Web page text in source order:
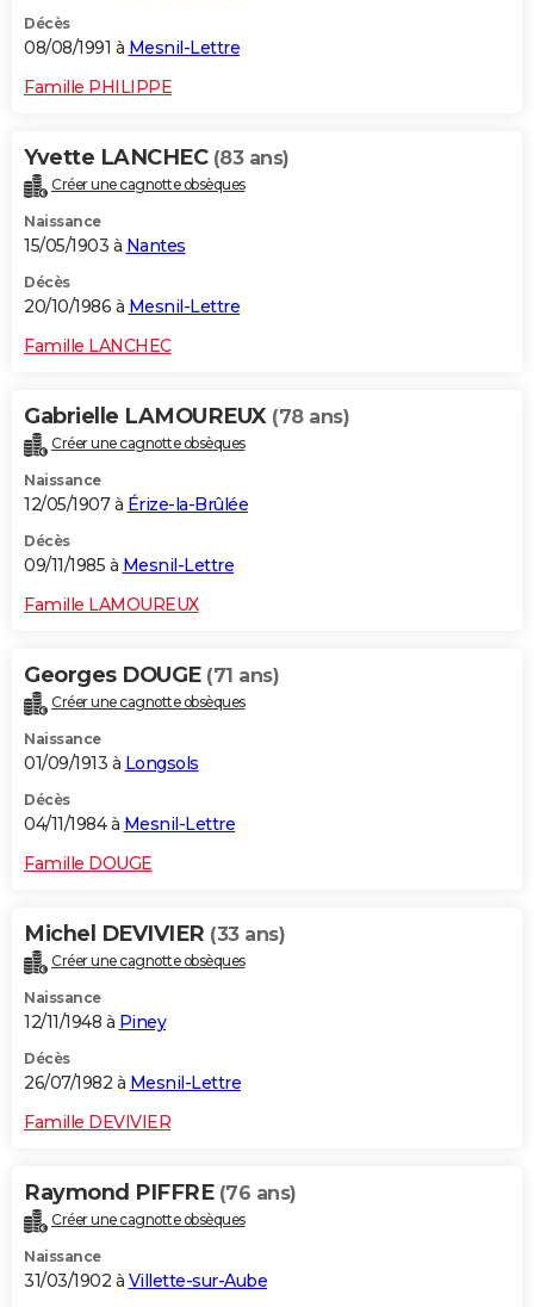
Décès
08/08/1991 à Mesnil-Lettre
Famille PHILIPPE
Yvette LANCHEC (83 ans)
Créer une cagnotte obsèques
Naissance
15/05/1903 à Nantes
Décès
20/10/1986 à Mesnil-Lettre
Famille LANCHEC
Gabrielle LAMOUREUX (78 ans)
Créer une cagnotte obsèques
Naissance
12/05/1907 à Érize-la-Brûlée
Décès
09/11/1985 à Mesnil-Lettre
Famille LAMOUREUX
Georges DOUGE (71 ans)
Créer une cagnotte obsèques
Naissance
01/09/1913 à Longsols
Décès
04/11/1984 à Mesnil-Lettre
Famille DOUGE
Michel DEVIVIER (33 ans)
Créer une cagnotte obsèques
Naissance
12/11/1948 à Piney
Décès
26/07/1982 à Mesnil-Lettre
Famille DEVIVIER
Raymond PIFFRE (76 ans)
Créer une cagnotte obsèques
Naissance
31/03/1902 à Villette-sur-Aube